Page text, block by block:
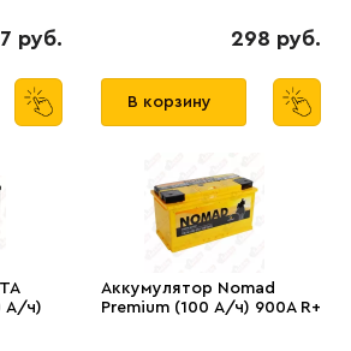
руб. 298 руб.
В корзину
А/ч)
Аккумулятор Nomad
Premium (100 А/ч) 900A R+